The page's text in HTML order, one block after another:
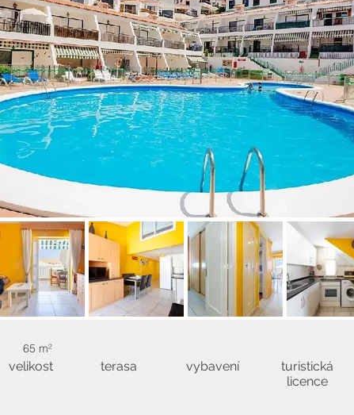
65 m²
velikost terasa vybavení
turistická
licence